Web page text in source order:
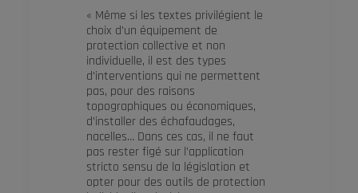
« Même si les textes privilégient le
choix d’un équipement de
protection collective et non
individuelle, il est des types
d’interventions qui ne permettent
pas, pour des raisons
topographiques ou économiques,
d’installer des échafaudages,
nacelles… Dans ces cas, il ne faut
pas rester figé sur l’application
stricto sensu de la législation et
opter pour des outils de protection